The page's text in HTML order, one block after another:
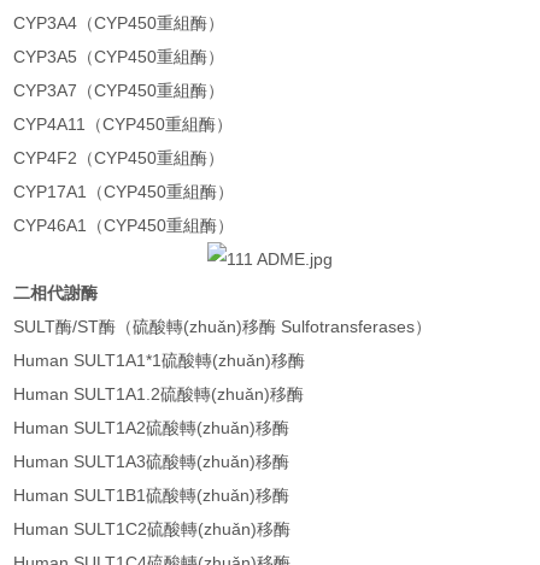
CYP3A4（CYP450重組酶）
CYP3A5（CYP450重組酶）
CYP3A7（CYP450重組酶）
CYP4A11（CYP450重組酶）
CYP4F2（CYP450重組酶）
CYP17A1（CYP450重組酶）
CYP46A1（CYP450重組酶）
二相代謝酶
SULT酶/ST酶（硫酸轉(zhuǎn)移酶 Sulfotransferases）
Human SULT1A1*1硫酸轉(zhuǎn)移酶
Human SULT1A1.2硫酸轉(zhuǎn)移酶
Human SULT1A2硫酸轉(zhuǎn)移酶
Human SULT1A3硫酸轉(zhuǎn)移酶
Human SULT1B1硫酸轉(zhuǎn)移酶
Human SULT1C2硫酸轉(zhuǎn)移酶